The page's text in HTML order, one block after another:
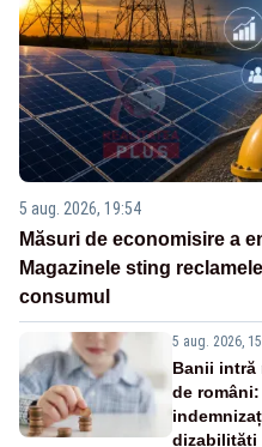
5 aug. 2026, 19:54
Măsuri de economisire a
Magazinele sting
consumul
5 aug. 2026,
Banii intră
de
dizabilități